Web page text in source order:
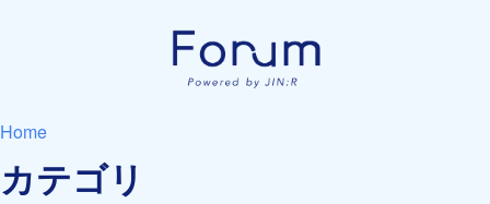
Home
カテゴリ